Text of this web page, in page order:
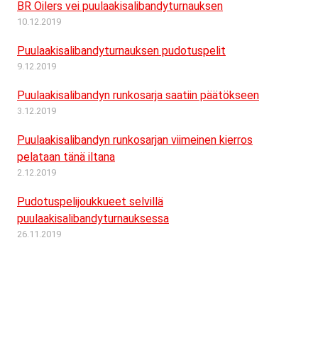
BR Oilers vei puulaakisalibandyturnauksen
10.12.2019
Puulaakisalibandyturnauksen pudotuspelit
9.12.2019
Puulaakisalibandyn runkosarja saatiin päätökseen
3.12.2019
Puulaakisalibandyn runkosarjan viimeinen kierros
pelataan tänä iltana
2.12.2019
Pudotuspelijoukkueet selvillä
puulaakisalibandyturnauksessa
26.11.2019